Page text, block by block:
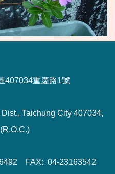
407034重慶路1號
Taichung City 407034,
FAX: 04-23163542